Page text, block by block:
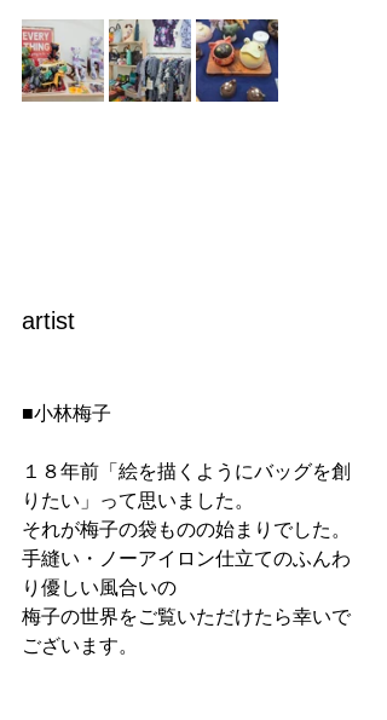
artist
■小林梅子
１８年前「絵を描くようにバッグを創
りたい」って思いました。
それが梅子の袋ものの始まりでした。
手縫い・ノーアイロン仕立てのふんわ
り優しい風合いの
梅子の世界をご覧いただけたら幸いで
ございます。